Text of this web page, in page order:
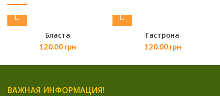
Бласта
120.00 грн
Гастрона
120.00 грн
ВАЖНАЯ ИНФОРМАЦИЯ!